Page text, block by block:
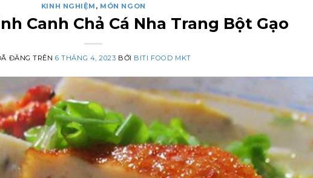
KINH NGHIỆM , MÓN NGON
Canh Chả Cá Nha Trang Bột Gạo
ĐĂNG TRÊN6 THÁNG 4, 2023 BỞI BITI FOOD MKT